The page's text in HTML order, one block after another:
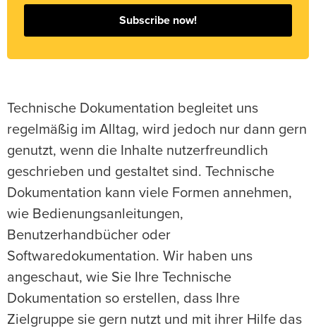
Subscribe now!
Technische Dokumentation begleitet uns
regelmäßig im Alltag, wird jedoch nur dann gern
genutzt, wenn die Inhalte nutzerfreundlich
geschrieben und gestaltet sind. Technische
Dokumentation kann viele Formen annehmen,
wie Bedienungsanleitungen,
Benutzerhandbücher oder
Softwaredokumentation. Wir haben uns
angeschaut, wie Sie Ihre Technische
Dokumentation so erstellen, dass Ihre
Zielgruppe sie gern nutzt und mit ihrer Hilfe das